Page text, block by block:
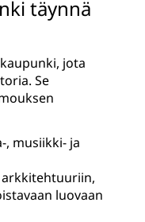
täynnä
jota
Se
, musiikki- ja
luovaan